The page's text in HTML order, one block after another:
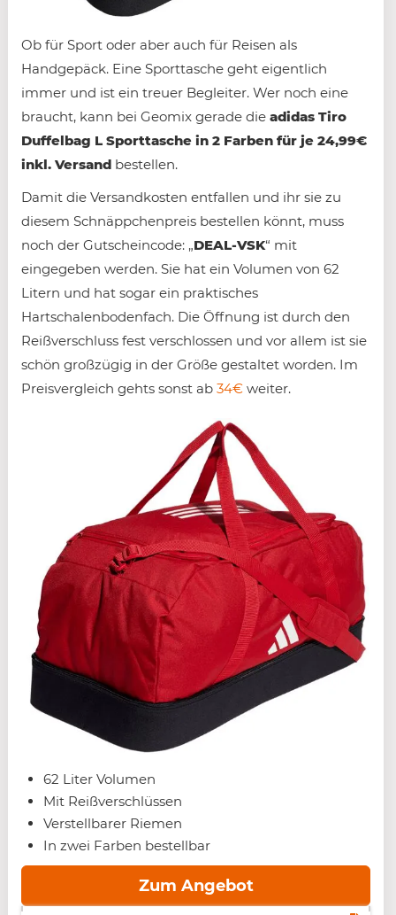
Ob für Sport oder aber auch für Reisen als
Handgepäck. Eine Sporttasche geht eigentlich
immer und ist ein treuer Begleiter. Wer noch eine
braucht, kann bei Geomix gerade die adidas Tiro
Duffelbag L Sporttasche in 2 Farben für je 24,99€
inkl. Versand bestellen.
Damit die Versandkosten entfallen und ihr sie zu
diesem Schnäppchenpreis bestellen könnt, muss
noch der Gutscheincode: „DEAL-VSK“ mit
eingegeben werden. Sie hat ein Volumen von 62
Litern und hat sogar ein praktisches
Hartschalenbodenfach. Die Öffnung ist durch den
Reißverschluss fest verschlossen und vor allem ist sie
schön großzügig in der Größe gestaltet worden. Im
Preisvergleich gehts sonst ab 34€ weiter.
62 Liter Volumen
Mit Reißverschlüssen
Verstellbarer Riemen
In zwei Farben bestellbar
Zum Angebot